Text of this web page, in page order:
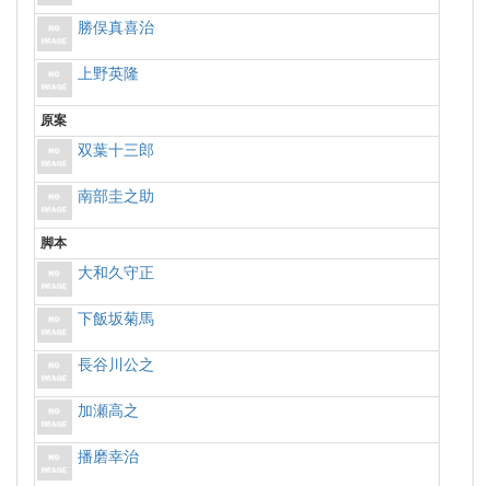
勝俣真喜治
上野英隆
原案
双葉十三郎
南部圭之助
脚本
大和久守正
下飯坂菊馬
長谷川公之
加瀬高之
播磨幸治